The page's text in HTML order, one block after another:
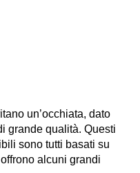
un’occhiata, dato
grande qualità. Questi
sono tutti basati su
alcuni grandi